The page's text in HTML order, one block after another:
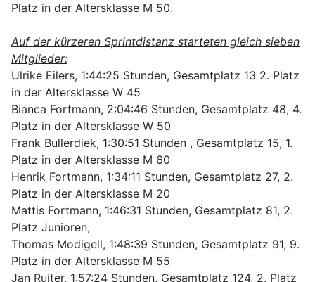
Platz in der Altersklasse M 50.
Auf der kürzeren Sprintdistanz starteten gleich sieben
Mitglieder:
Ulrike Eilers, 1:44:25 Stunden, Gesamtplatz 13 2. Platz
in der Altersklasse W 45
Bianca Fortmann, 2:04:46 Stunden, Gesamtplatz 48, 4.
Platz in der Altersklasse W 50
Frank Bullerdiek, 1:30:51 Stunden , Gesamtplatz 15, 1.
Platz in der Altersklasse M 60
Henrik Fortmann, 1:34:11 Stunden, Gesamtplatz 27, 2.
Platz in der Altersklasse M 20
Mattis Fortmann, 1:46:31 Stunden, Gesamtplatz 81, 2.
Platz Junioren,
Thomas Modigell, 1:48:39 Stunden, Gesamtplatz 91, 9.
Platz in der Altersklasse M 55
Jan Ruiter, 1:57:24 Stunden, Gesamtplatz 124, 2. Platz